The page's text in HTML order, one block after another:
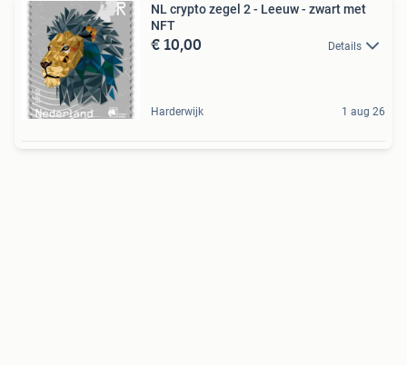
NL crypto zegel 2 - Leeuw - zwart met
NFT
€ 10,00 Details
Harderwijk 1 aug 26